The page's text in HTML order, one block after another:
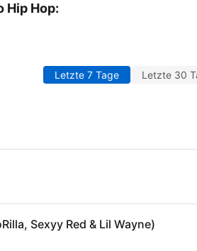
Hip Hop:
Letzte 7 Tage Letzte 30
Sexyy Red & Lil Wayne)